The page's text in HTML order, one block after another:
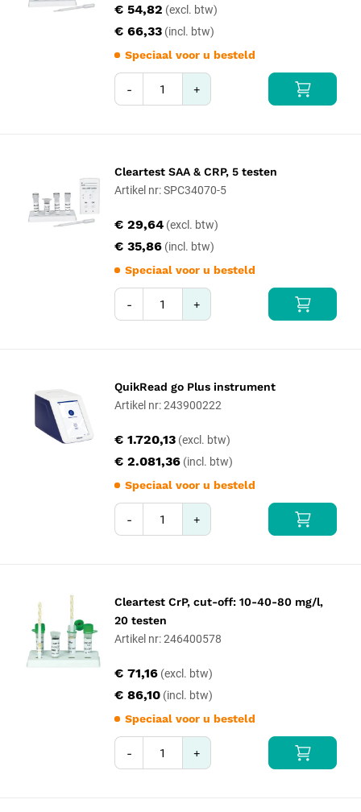
€ 66,33
€ 54,82
Speciaal voor u besteld
- +
Cleartest SAA & CRP, 5 testen
Artikel nr: SPC34070-5
€ 35,86
€ 29,64
Speciaal voor u besteld
- +
QuikRead go Plus instrument
Artikel nr: 243900222
€ 2.081,36
€ 1.720,13
Speciaal voor u besteld
- +
Cleartest CrP, cut-off: 10-40-80 mg/l,
20 testen
Artikel nr: 246400578
€ 86,10
€ 71,16
Speciaal voor u besteld
- +